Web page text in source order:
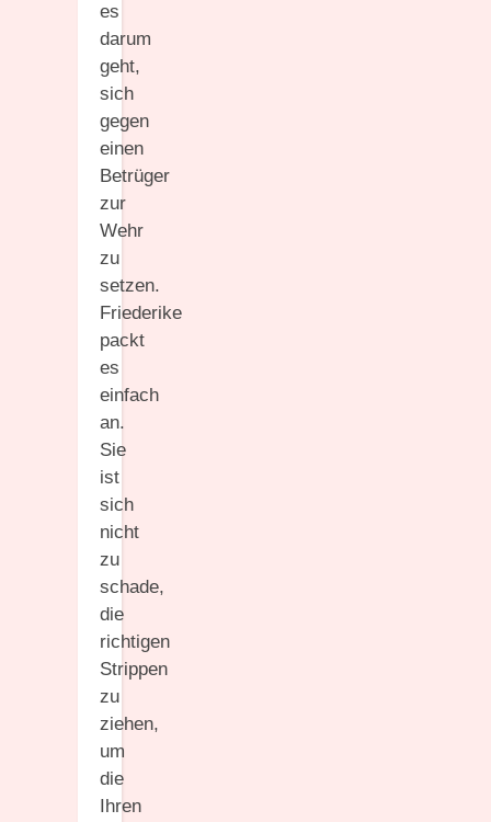
es
darum
geht,
sich
gegen
einen
Betrüger
zur
Wehr
zu
setzen.
Friederike
packt
es
einfach
an.
Sie
ist
sich
nicht
zu
schade,
die
richtigen
Strippen
zu
ziehen,
um
die
Ihren